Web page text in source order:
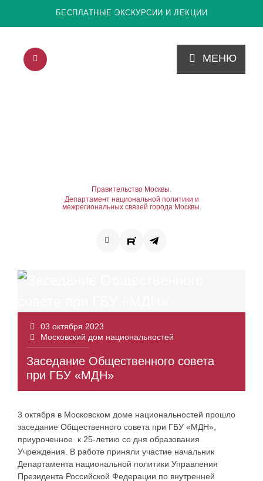
БЕСПЛАТНЫЕ ЭКСКУРСИИ И ЛЕКЦИИ
МЕНЮ
Правительство Москвы.
Департамент национальной политики и
межрегиональных связей города Москвы.
03 октября 2023
Московский дом национальностей
Заседание Общественного совета
при ГБУ «МДН»
3 октября в Московском доме национальностей прошло
заседание Общественного совета при ГБУ «МДН»,
приуроченное к 25-летию со дня образования
Учреждения. В работе приняли участие начальник
Департамента национальной политики Управления
Президента Российской Федерации по внутренней